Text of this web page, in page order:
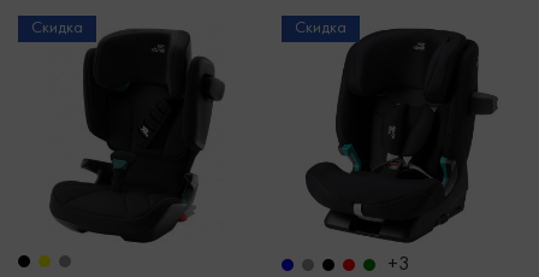
Скидка
+3
Скидка